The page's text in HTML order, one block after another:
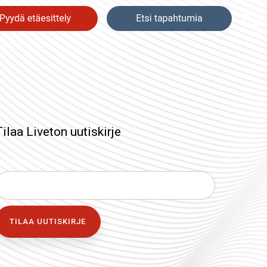
Liveton uutiskirje